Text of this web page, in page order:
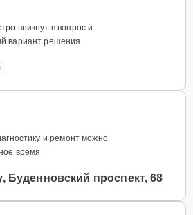
вникнут в вопрос и
вариант решения
и ремонт можно
время
Буденновский проспект, 68